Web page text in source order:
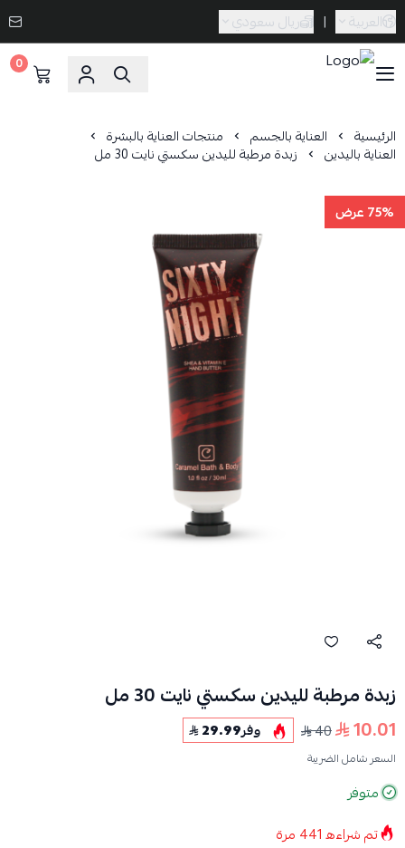
العربية | ريال سعودي
0
الرئيسية العناية بالجسم منتجات العناية بالبشرة
العناية باليدين زبدة مرطبة لليدين سكستي نايت 30 مل
75% عرض
زبدة مرطبة لليدين سكستي نايت 30 مل
10.01
40 وفر29.99
السعر شامل الضريبة
متوفر
تم شراءه441 مرة